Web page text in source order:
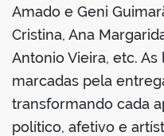
Amado e Geni
Cristina, Ana
Antonio Vieira, etc.
marcadas pela
transformando cada
político, afetivo e